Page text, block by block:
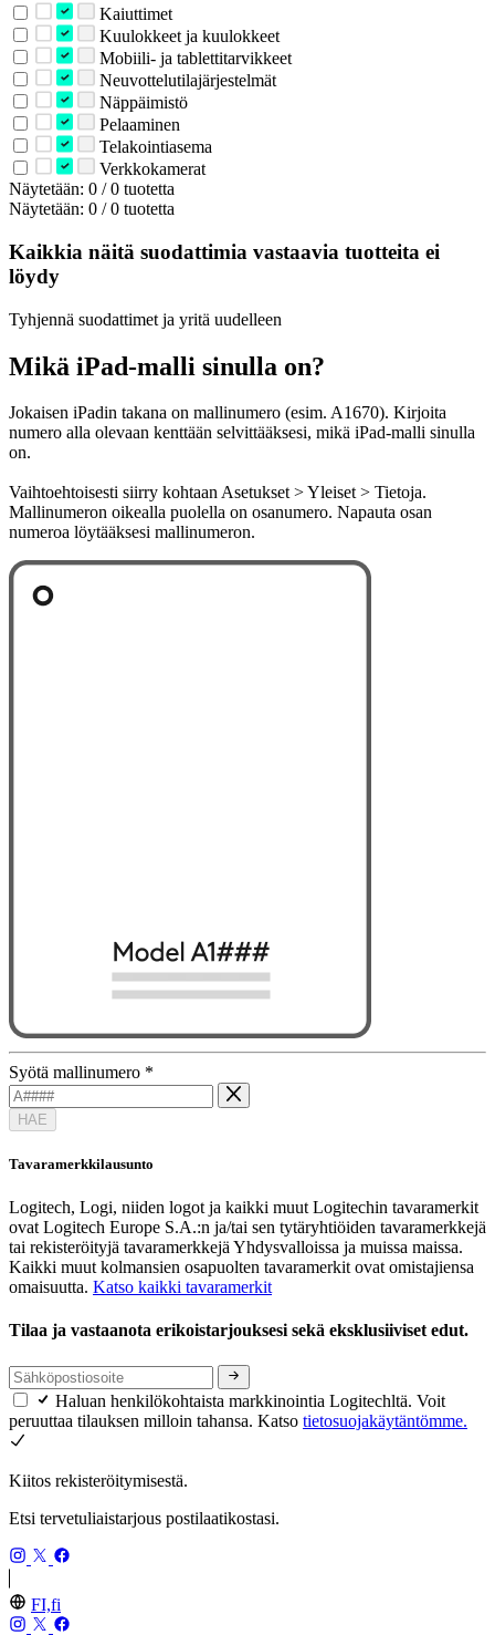
Kaiuttimet
Kuulokkeet ja kuulokkeet
Mobiili- ja tablettitarvikkeet
Neuvottelutilajärjestelmät
Näppäimistö
Pelaaminen
Telakointiasema
Verkkokamerat
Näytetään: 0 / 0 tuotetta
Näytetään: 0 / 0 tuotetta
Kaikkia näitä suodattimia vastaavia tuotteita ei
löydy
Tyhjennä suodattimet ja yritä uudelleen
Mikä iPad-malli sinulla on?
Jokaisen iPadin takana on mallinumero (esim. A1670). Kirjoita
numero alla olevaan kenttään selvittääksesi, mikä iPad-malli sinulla
on.
Vaihtoehtoisesti siirry kohtaan Asetukset > Yleiset > Tietoja.
Mallinumeron oikealla puolella on osanumero. Napauta osan
numeroa löytääksesi mallinumeron.
Syötä mallinumero *
HAE
Tavaramerkkilausunto
Logitech, Logi, niiden logot ja kaikki muut Logitechin tavaramerkit
ovat Logitech Europe S.A.:n ja/tai sen tytäryhtiöiden tavaramerkkejä
tai rekisteröityjä tavaramerkkejä Yhdysvalloissa ja muissa maissa.
Kaikki muut kolmansien osapuolten tavaramerkit ovat omistajiensa
omaisuutta. Katso kaikki tavaramerkit
Tilaa ja vastaanota erikoistarjouksesi sekä eksklusiiviset edut.
Haluan henkilökohtaista markkinointia Logitechltä. Voit
peruuttaa tilauksen milloin tahansa. Katso tietosuojakäytäntömme.
Kiitos rekisteröitymisestä.
Etsi tervetuliaistarjous postilaatikostasi.
FI,fi